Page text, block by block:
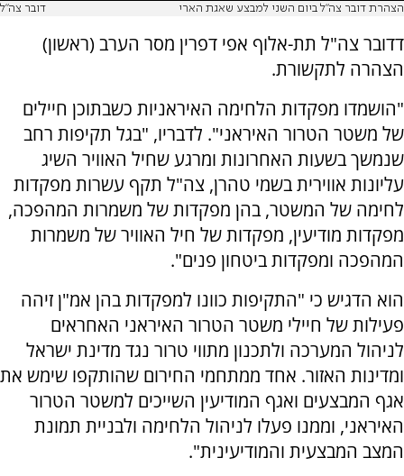
הצהרת דובר צה"ל ביום השני למבצע שאגת הארי דובר צה"ל
דדובר צה"ל תת-אלוף אפי דפרין מסר הערב (ראשון)
הצהרה לתקשורת.
"הושמדו מפקדות הלחימה האיראניות כשבתוכן חיילים
של משטר הטרור האיראני". לדבריו, "בגל תקיפות רחב
שנמשך בשעות האחרונות ומרגע שחיל האוויר השיג
עליונות אווירית בשמי טהרן, צה"ל תקף עשרות מפקדות
לחימה של המשטר, בהן מפקדות של משמרות המהפכה,
מפקדות מודיעין, מפקדות של חיל האוויר של משמרות
המהפכה ומפקדות ביטחון פנים".
הוא הדגיש כי "התקיפות כוונו למפקדות בהן אמ"ן זיהה
פעילות של חיילי משטר הטרור האיראני האחראים
לניהול המערכה ולתכנון מתווי טרור נגד מדינת ישראל
ומדינות האזור. אחד ממתחמי החירום שהותקפו שימש את
אגף המבצעים ואגף המודיעין השייכים למשטר הטרור
האיראני, וממנו פעלו לניהול הלחימה ולבניית תמונת
המצב המבצעית והמודיעינית".